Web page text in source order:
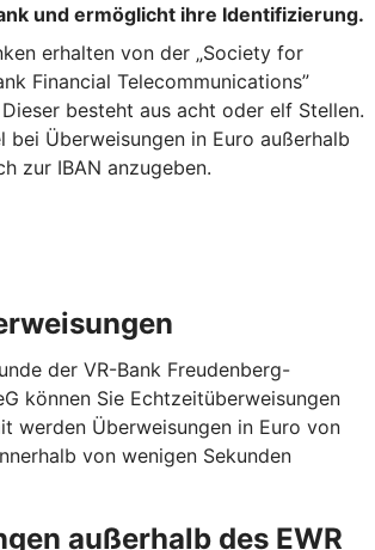
und ermöglicht ihre Identifizierung.
erhalten von der „Society for
Financial Telecommunications”
besteht aus acht oder elf Stellen.
bei Überweisungen in Euro außerhalb
zur IBAN anzugeben.
der VR-Bank Freudenberg-
können Sie Echtzeitüberweisungen
werden Überweisungen in Euro von
von wenigen Sekunden
außerhalb des EWR